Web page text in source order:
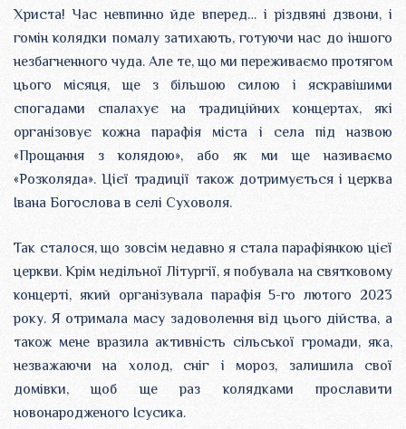
Христа! Час невпинно йде вперед… і різдвяні дзвони, і
гомін колядки помалу затихають, готуючи нас до іншого
незбагненного чуда. Але те, що ми переживаємо протягом
цього місяця, ще з більшою силою і яскравішими
спогадами спалахує на традиційних концертах, які
організовує кожна парафія міста і села під назвою
«Прощання з колядою», або як ми ще називаємо
«Розколяда». Цієї традиції також дотримується і церква
Івана Богослова в селі Суховоля.
Так сталося, що зовсім недавно я стала парафіянкою цієї
церкви. Крім недільної Літургії, я побувала на святковому
концерті, який організувала парафія 5-го лютого 2023
року. Я отримала масу задоволення від цього дійства, а
також мене вразила активність сільської громади, яка,
незважаючи на холод, сніг і мороз, залишила свої
домівки, щоб ще раз колядками прославити
новонародженого Ісусика.